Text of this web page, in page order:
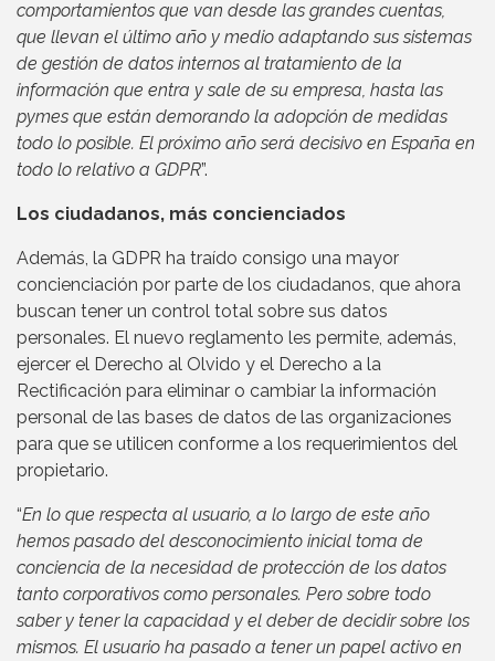
comportamientos que van desde las grandes cuentas,
que llevan el último año y medio adaptando sus sistemas
de gestión de datos internos al tratamiento de la
información que entra y sale de su empresa, hasta las
pymes que están demorando la adopción de medidas
todo lo posible. El próximo año será decisivo en España en
todo lo relativo a GDPR”.
Los ciudadanos, más concienciados
Además, la GDPR ha traído consigo una mayor
concienciación por parte de los ciudadanos, que ahora
buscan tener un control total sobre sus datos
personales. El nuevo reglamento les permite, además,
ejercer el Derecho al Olvido y el Derecho a la
Rectificación para eliminar o cambiar la información
personal de las bases de datos de las organizaciones
para que se utilicen conforme a los requerimientos del
propietario.
“En lo que respecta al usuario, a lo largo de este año
hemos pasado del desconocimiento inicial toma de
conciencia de la necesidad de protección de los datos
tanto corporativos como personales. Pero sobre todo
saber y tener la capacidad y el deber de decidir sobre los
mismos. El usuario ha pasado a tener un papel activo en